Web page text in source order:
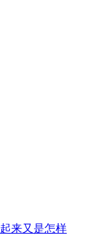
来又是怎样